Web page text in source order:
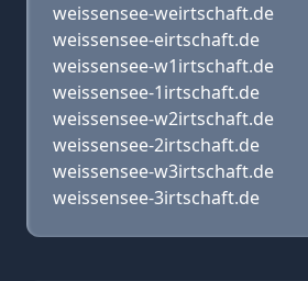
weissensee-weirtschaft.de
weissensee-eirtschaft.de
weissensee-w1irtschaft.de
weissensee-1irtschaft.de
weissensee-w2irtschaft.de
weissensee-2irtschaft.de
weissensee-w3irtschaft.de
weissensee-3irtschaft.de